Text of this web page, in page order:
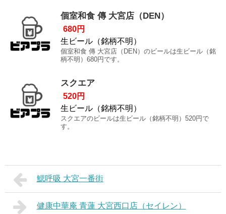
個室和食 傳 大宮店（DEN）
680円
生ビール（銘柄不明）
個室和食 傳 大宮店（DEN）のビールは生ビール（銘
柄不明）680円です。
スクエア
520円
生ビール（銘柄不明）
スクエアのビールは生ビール（銘柄不明）520円で
す。
鰓呼吸 大宮一番街
健康中華庵 青蓮 大宮西口店（セイレン）